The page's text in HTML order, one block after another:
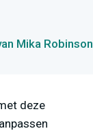
Mika Robinson
deze